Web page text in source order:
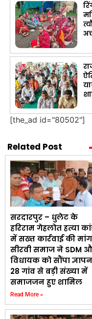
[the_ad id="80502"]
Related Post
सरदारपुर – धुलेट के
हरिराम गेहलोत हत्या
में सख्त कार्रवाई की
सीरवी समाज ने SDM
विधायक को सौंपा
28 गांव से बड़ी संख्या में
समाजजन हुए शामिल
Read More »